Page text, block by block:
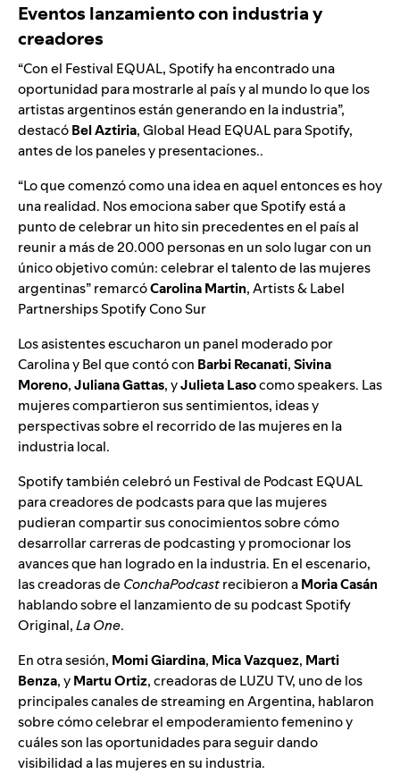
Eventos lanzamiento con industria y
creadores
“Con el Festival EQUAL, Spotify ha encontrado una
oportunidad para mostrarle al país y al mundo lo que los
artistas argentinos están generando en la industria”,
destacóBel Aztiria, Global Head EQUAL para Spotify,
antes de los paneles y presentaciones..
“Lo que comenzó como una idea en aquel entonces es hoy
una realidad. Nos emociona saber que Spotify está a
punto de celebrar un hito sin precedentes en el país al
reunir a más de 20.000 personas en un solo lugar con un
único objetivo común: celebrar el talento de las mujeres
argentinas” remarcóCarolina Martin, Artists & Label
Partnerships Spotify Cono Sur
Los asistentes escucharon un panel moderado por
Carolina y Bel que contó con Barbi Recanati,Sivina
Moreno,Juliana Gattas, yJulieta Lasocomo speakers. Las
mujeres compartieron sus sentimientos, ideas y
perspectivas sobre el recorrido de las mujeres en la
industria local.
Spotify también celebró un Festival de Podcast EQUAL
para creadores de podcasts para que las mujeres
pudieran compartir sus conocimientos sobre cómo
desarrollar carreras de podcasting y promocionar los
avances que han logrado en la industria. En el escenario,
las creadoras deConchaPodcastrecibieron aMoria Casán
hablando sobre el lanzamiento de su podcast Spotify
Original,La One.
En otra sesión, Momi Giardina, Mica Vazquez, Marti
Benza, yMartu Ortiz, creadoras de LUZU TV, uno de los
principales canales de streaming en Argentina, hablaron
sobre cómo celebrar el empoderamiento femenino y
cuáles son las oportunidades para seguir dando
visibilidad a las mujeres en su industria.